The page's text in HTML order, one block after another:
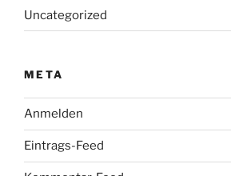
Uncategorized
META
Anmelden
Eintrags-Feed